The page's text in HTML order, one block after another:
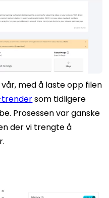
med å laste opp filen
trendersom tidligere
Prosessen var ganske
der vi trengte å